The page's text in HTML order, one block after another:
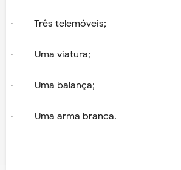
· Três telemóveis;
· Uma viatura;
· Uma balança;
· Uma arma branca.